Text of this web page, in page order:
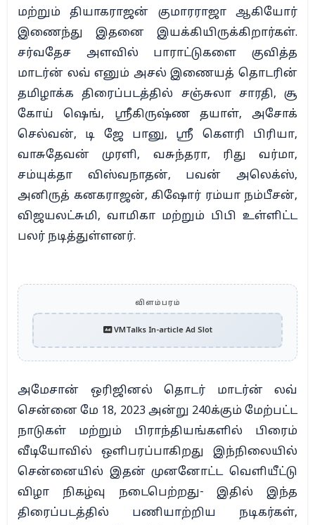
மற்றும் தியாகராஜன் குமாரராஜா ஆகியோர்
இணைந்து இதனை இயக்கியிருக்கிறார்கள்.
சர்வதேச அளவில் பாராட்டுகளை குவித்த
மாடர்ன் லவ் எனும் அசல் இணையத் தொடரின்
தமிழாக்க திரைப்படத்தில் சஞ்சுலா சாரதி, சூ
கோய் ஷெங், ஸ்ரீகிருஷ்ண தயாள், அசோக்
செல்வன், டி ஜே பானு, ஸ்ரீ கௌரி பிரியா,
வாசுதேவன் முரளி, வசுந்தரா, ரிது வர்மா,
சம்யுக்தா விஸ்வநாதன், பவன் அலெக்ஸ்,
அனிருத் கனகராஜன், கிஷோர் ரம்யா நம்பீசன்,
விஜயலட்சுமி, வாமிகா மற்றும் பிபி உள்ளிட்ட
பலர் நடித்துள்ளனர்.
விளம்பரம்
VMTalks In-article Ad Slot
அமேசான் ஒரிஜினல் தொடர் மாடர்ன் லவ்
சென்னை மே 18, 2023 அன்று 240க்கும் மேற்பட்ட
நாடுகள் மற்றும் பிராந்தியங்களில் பிரைம்
வீடியோவில் ஒளிபரப்பாகிறது இந்நிலையில்
சென்னையில் இதன் முனனோட்ட வெளியீட்டு
விழா நிகழ்வு நடைபெற்றது- இதில் இந்த
திரைப்படத்தில் பணியாற்றிய நடிகர்கள்,